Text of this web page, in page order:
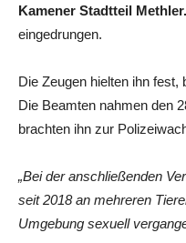
Kamener Stadtteil Methler.
eingedrungen.
Die Zeugen hielten ihn fest,
Die Beamten nahmen den
brachten ihn zur
„Bei der anschließenden
seit 2018 an mehreren
Umgebung sexuell